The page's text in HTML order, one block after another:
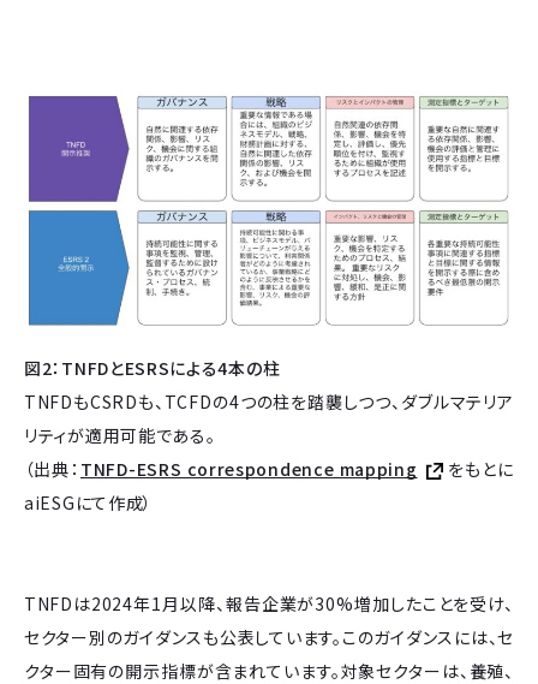
図2：TNFDとESRSによる4本の柱
TNFDもCSRDも、TCFDの4つの柱を踏襲しつつ、ダブルマテリア
リティが適用可能である。
（出典： TNFD-ESRS correspondence mapping
をもとに
aiESGにて作成）
TNFDは2024年1月以降、報告企業が30%増加したことを受け、
セクター別のガイダンスも公表しています。このガイダンスには、セ
クター固有の開示指標が含まれています。対象セクターは、養殖、